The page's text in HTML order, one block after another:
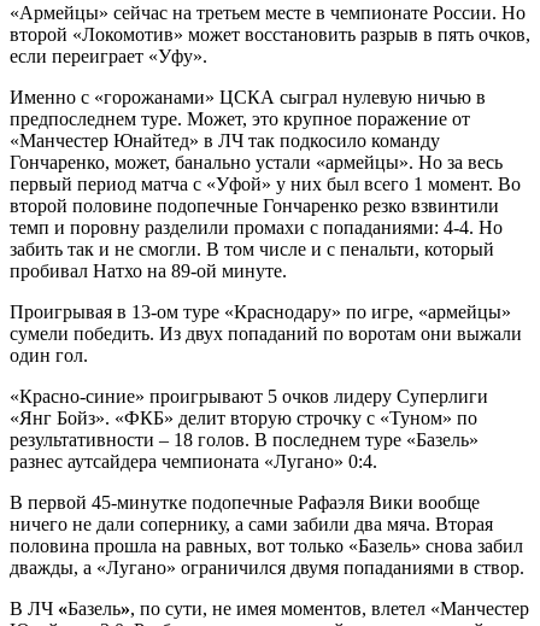
«Армейцы» сейчас на третьем месте в чемпионате России. Но
второй «Локомотив» может восстановить разрыв в пять очков,
если переиграет «Уфу».
Именно с «горожанами» ЦСКА сыграл нулевую ничью в
предпоследнем туре. Может, это крупное поражение от
«Манчестер Юнайтед» в ЛЧ так подкосило команду
Гончаренко, может, банально устали «армейцы». Но за весь
первый период матча с «Уфой» у них был всего 1 момент. Во
второй половине подопечные Гончаренко резко взвинтили
темп и поровну разделили промахи с попаданиями: 4-4. Но
забить так и не смогли. В том числе и с пенальти, который
пробивал Натхо на 89-ой минуте.
Проигрывая в 13-ом туре «Краснодару» по игре, «армейцы»
сумели победить. Из двух попаданий по воротам они выжали
один гол.
«Красно-синие» проигрывают 5 очков лидеру Суперлиги
«Янг Бойз». «ФКБ» делит вторую строчку с «Туном» по
результативности – 18 голов. В последнем туре «Базель»
разнес аутсайдера чемпионата «Лугано» 0:4.
В первой 45-минутке подопечные Рафаэля Вики вообще
ничего не дали сопернику, а сами забили два мяча. Вторая
половина прошла на равных, вот только «Базель» снова забил
дважды, а «Лугано» ограничился двумя попаданиями в створ.
В ЛЧ «Базель», по сути, не имея моментов, влетел «Манчестер